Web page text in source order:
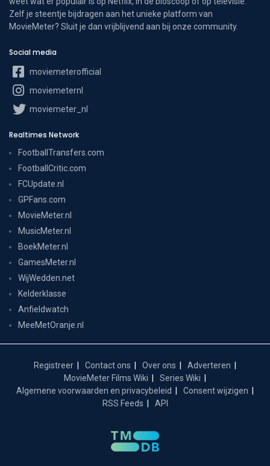
Zelf je steentje bijdragen aan het unieke platform van
MovieMeter? Sluit je dan vrijblijvend aan bij onze community.
Social media
moviemeterofficial
moviemeternl
moviemeter_nl
Realtimes Network
FootballTransfers.com
FootballCritic.com
FCUpdate.nl
GPFans.com
MovieMeter.nl
MusicMeter.nl
BoekMeter.nl
GamesMeter.nl
WijWedden.net
Kelderklasse
Anfieldwatch
MeeMetOranje.nl
Registreer Contact ons Over ons
Adverteren
MovieMeter Films Wiki
Series Wiki
Algemene voorwaarden en privacybeleid
Consent wijzigen
RSS Feeds
API